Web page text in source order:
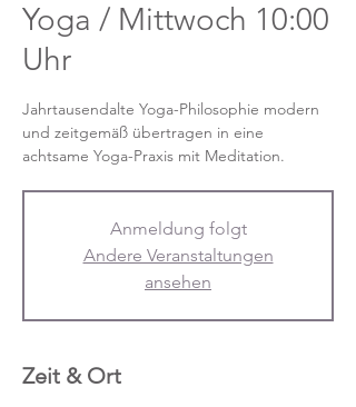
Yoga / Mittwoch 10:00
Uhr
Jahrtausendalte Yoga-Philosophie modern
und zeitgemäß übertragen in eine
achtsame Yoga-Praxis mit Meditation.
Anmeldung folgt
Andere Veranstaltungen
ansehen
Zeit & Ort